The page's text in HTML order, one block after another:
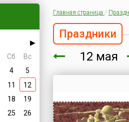
▶
Сб
Вс
4
5
11
12
18
19
25
26
Главная страница /
Праздники
12 мая